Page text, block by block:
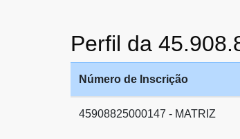
Perfil da
Número de Inscrição
45908825000147 - MATRIZ